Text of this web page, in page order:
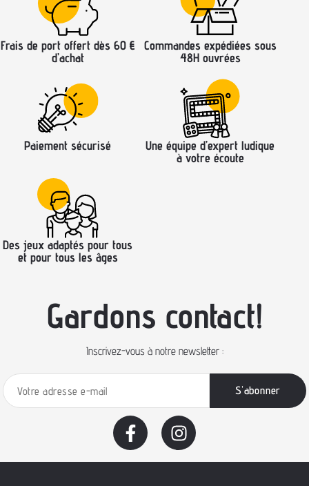
Frais de port offert dès 60 €
d’achat
Commandes expédiées sous
48H ouvrées
Paiement sécurisé
Une équipe d’expert ludique
à votre écoute
Des jeux adaptés pour tous
et pour tous les âges
Gardons contact!
Inscrivez-vous à notre newsletter :